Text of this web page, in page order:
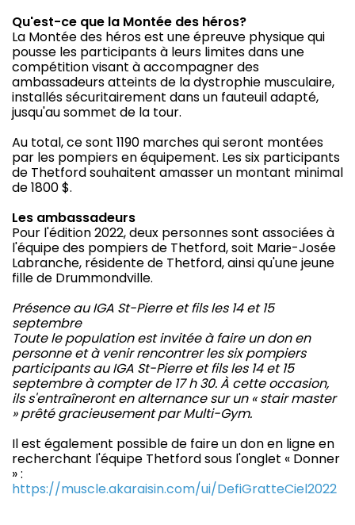
Qu'est-ce que la Montée des héros?
La Montée des héros est une épreuve physique qui
pousse les participants à leurs limites dans une
compétition visant à accompagner des
ambassadeurs atteints de la dystrophie musculaire,
installés sécuritairement dans un fauteuil adapté,
jusqu'au sommet de la tour.
Au total, ce sont 1190 marches qui seront montées
par les pompiers en équipement. Les six participants
de Thetford souhaitent amasser un montant minimal
de 1800 $.
Les ambassadeurs
Pour l'édition 2022, deux personnes sont associées à
l'équipe des pompiers de Thetford, soit Marie-Josée
Labranche, résidente de Thetford, ainsi qu'une jeune
fille de Drummondville.
Présence au IGA St-Pierre et fils les 14 et 15
septembre
Toute le population est invitée à faire un don en
personne et à venir rencontrer les six pompiers
participants au IGA St-Pierre et fils les 14 et 15
septembre à compter de 17 h 30. À cette occasion,
ils s'entraîneront en alternance sur un « stair master
» prêté gracieusement par Multi-Gym.
Il est également possible de faire un don en ligne en
recherchant l'équipe Thetford sous l'onglet « Donner
» :
https://muscle.akaraisin.com/ui/DefiGratteCiel2022